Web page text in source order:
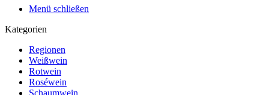
Menü schließen
Kategorien
Regionen
Weißwein
Rotwein
Roséwein
Schaumwein